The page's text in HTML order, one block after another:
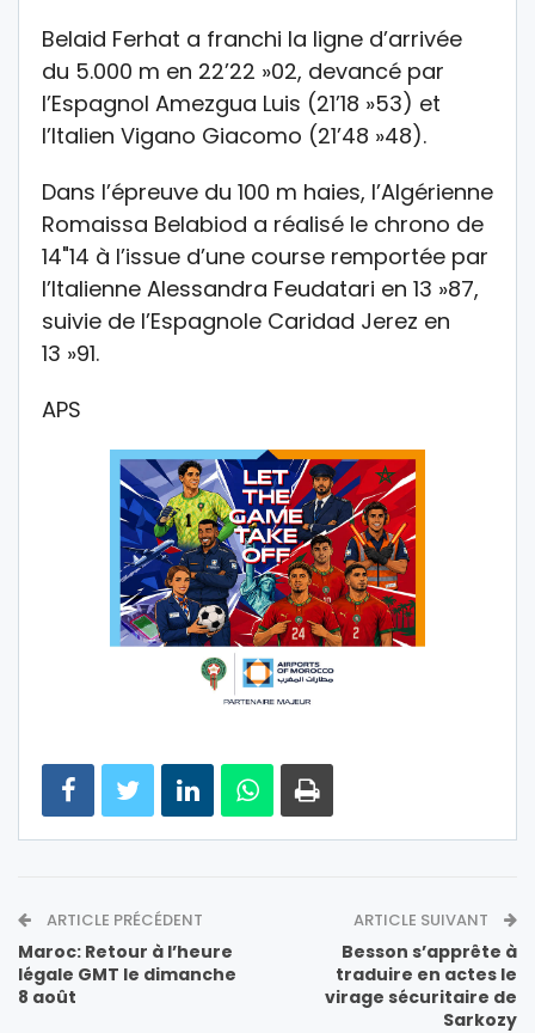
Belaid Ferhat a franchi la ligne d’arrivée
du 5.000 m en 22’22 »02, devancé par
l’Espagnol Amezgua Luis (21’18 »53) et
l’Italien Vigano Giacomo (21’48 »48).
Dans l’épreuve du 100 m haies, l’Algérienne
Romaissa Belabiod a réalisé le chrono de
14"14 à l’issue d’une course remportée par
l’Italienne Alessandra Feudatari en 13 »87,
suivie de l’Espagnole Caridad Jerez en
13 »91.
APS
ARTICLE PRÉCÉDENT
Maroc: Retour à l’heure
légale GMT le dimanche
8 août
ARTICLE SUIVANT
Besson s’apprête à
traduire en actes le
virage sécuritaire de
Sarkozy